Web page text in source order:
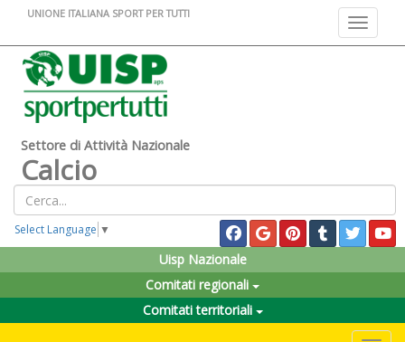
Toggle
UNIONE ITALIANA SPORT PER TUTTI
Settore di Attività Nazionale
Calcio
Select Language ▼
Uisp Nazionale
Comitati regionali
Comitati territoriali